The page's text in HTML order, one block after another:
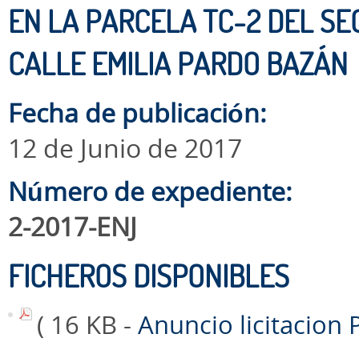
EN LA PARCELA TC-2 DEL
CALLE EMILIA PARDO BAZÁN
Fecha de publicación:
12 de Junio de 2017
Número de expediente:
2-2017-ENJ
FICHEROS DISPONIBLES
( 16 KB - Anuncio licitacion